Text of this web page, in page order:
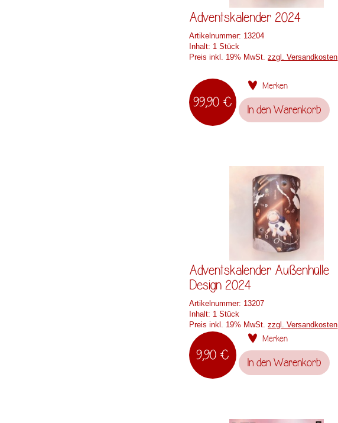
Adventskalender 2024
Artikelnummer: 13204
Inhalt: 1 Stück
Preis inkl. 19% MwSt.zzgl. Versandkosten
99,90 €
Merken
In den Warenkorb
Adventskalender Außenhülle
Design 2024
Artikelnummer: 13207
Inhalt: 1 Stück
Preis inkl. 19% MwSt.zzgl. Versandkosten
9,90 €
Merken
In den Warenkorb